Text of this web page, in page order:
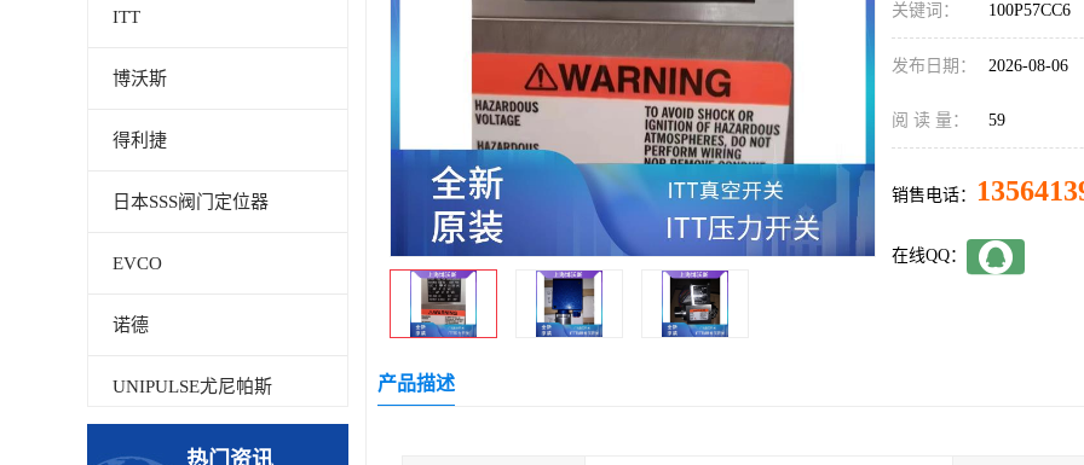
ITT
博沃斯
得利捷
日本SSS阀门定位器
EVCO
诺德
UNIPULSE尤尼帕斯
热门资讯
关键词： 100P57CC6
发布日期： 2026-08-06
阅 读 量： 59
销售电话：
在线QQ：
产品描述